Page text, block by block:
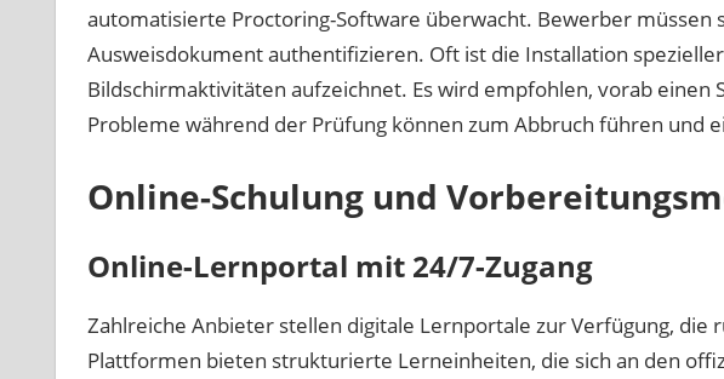
automatisierte Proctoring-Software überwacht. Bewerber müssen
Ausweisdokument authentifizieren. Oft ist die Installation
Bildschirmaktivitäten aufzeichnet. Es wird empfohlen, vorab einen
Probleme während der Prüfung können zum Abbruch führen und
Online-Schulung und
Online-Lernportal mit 24/7-Zugang
Zahlreiche Anbieter stellen digitale Lernportale zur Verfügung, die
Plattformen bieten strukturierte Lerneinheiten, die sich an den